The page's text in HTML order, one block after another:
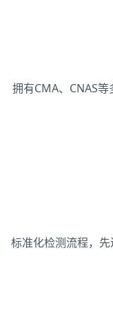
拥有CMA、CNAS
标准化检测流程，